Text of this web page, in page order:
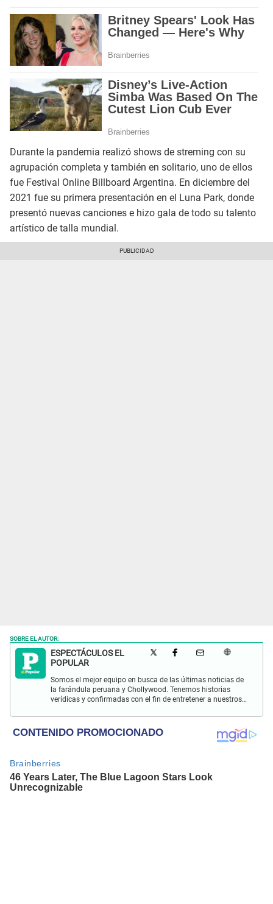
Durante la pandemia realizó shows de streming con su
agrupación completa y también en solitario, uno de ellos
fue Festival Online Billboard Argentina. En diciembre del
2021 fue su primera presentación en el Luna Park, donde
presentó nuevas canciones e hizo gala de todo su talento
artístico de talla mundial.
SOBRE EL AUTOR:
ESPECTÁCULOS EL
POPULAR
Somos el mejor equipo en busca de las últimas noticias de
la farándula peruana y Chollywood. Tenemos historias
verídicas y confirmadas con el fin de entretener a nuestros